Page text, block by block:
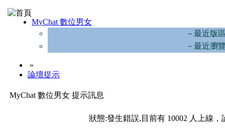
MyChat 數位男女
－最近版
－最近瀏
»
論壇提示
MyChat 數位男女 提示訊息
狀態:發生錯誤,目前有 10002 人上線